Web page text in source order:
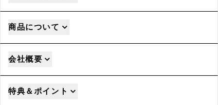
商品について
会社概要
特典＆ポイント